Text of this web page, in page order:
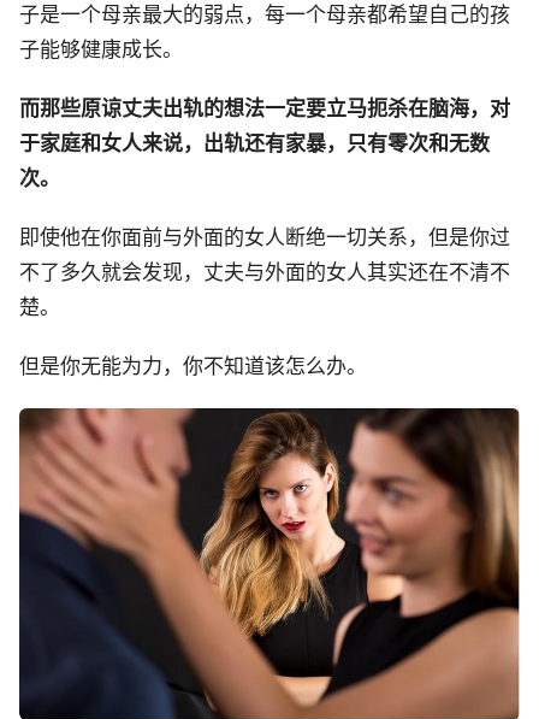
子是一个母亲最大的弱点，每一个母亲都希望自己的孩
子能够健康成长。
而那些原谅丈夫出轨的想法一定要立马扼杀在脑海，对
于家庭和女人来说，出轨还有家暴，只有零次和无数
次。
即使他在你面前与外面的女人断绝一切关系，但是你过
不了多久就会发现，丈夫与外面的女人其实还在不清不
楚。
但是你无能为力，你不知道该怎么办。